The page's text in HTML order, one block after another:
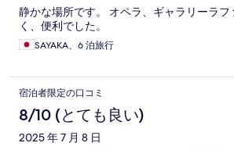
静かな場所です。 オペラ、ギャラリーラ
く、便利でした。
SAYAKA、6 泊旅行
宿泊者限定の口コミ
8/10 (とても良い)
2025 年 7 月 8 日